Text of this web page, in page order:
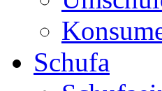
Schufa